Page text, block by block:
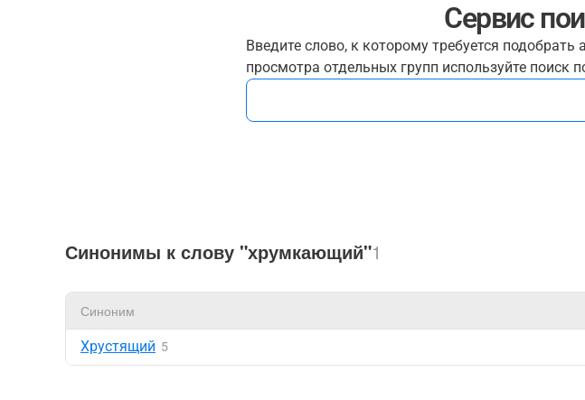
Сервис
Введите слово, к которому требуется
просмотра отдельных групп используйте поиск
Синонимы к слову "хрумкающий"1
Синоним
Хрустящий 5